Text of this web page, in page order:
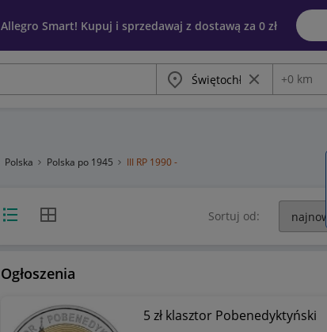
Allegro Smart! Kupuj i sprzedawaj z dostawą za 0 zł
Miasto Wyczyść frazę
Odległość
+0 km
Polska Polska po 1945 III RP 1990 -
Widok listyWidok siatki Sortuj od:
Ogłoszenia
5 zł klasztor Pobenedyktyński